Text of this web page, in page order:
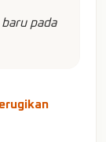
pada